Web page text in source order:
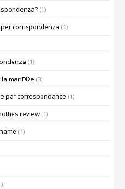
(1)
corrispondenza (1)
(1)
la mariГ©e (3)
par correspondance (1)
review (1)
(1)